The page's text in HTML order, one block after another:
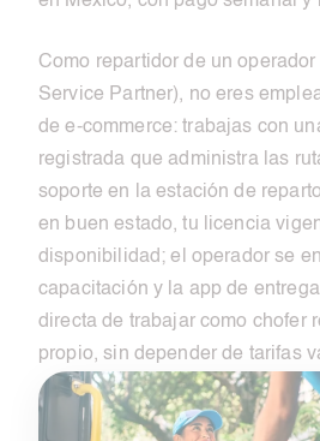
Como repartidor de un
Service Partner), no eres
de e-commerce: trabajas con
registrada que administra las
soporte en la estación de
en buen estado, tu licencia
disponibilidad; el operador se
capacitación y la app de
directa de trabajar como chofer
propio, sin depender de tarifas